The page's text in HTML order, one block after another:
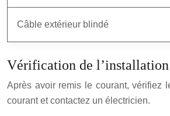
Câble extérieur blindé
Vérification de
Après avoir remis le courant, vérifiez
courant et contactez un électricien.